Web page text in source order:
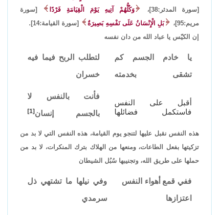
[سورة المدثر:38]،
وَكُلُّهُمْ آتِيهِ يَوْمَ الْقِيَامَةِ فَرْدًا
[سورة
مريم:95]،
بَلِ الْإِنْسَانُ عَلَى نَفْسِهِ بَصِيرَةٌ
[سورة القيامة:14].
إن الكيّس يا عباد الله من دان نفسه
يا خادم الجسم كم
تشقى بخدمته
لتطلب الربح فيما فيه
خسران
أقبل على النفس
فاستكمل فضائلها
فأنت بالنفس لا
بالجسم إنسان[1]
هذه النفس نقبل عليها لتنجو يوم القيامة، هذه النفس التي لا بد من
تزكيتها بفعل الطاعات، ومنعها من الهلاك بترك المنكرات، لا بد من
حملها على طريق الله، وتجنيبها سُبُل الشيطان
ففي قمع أهواء النفس
اعتزازها
وفي نيلها ما تشتهي ذل
سرمدي